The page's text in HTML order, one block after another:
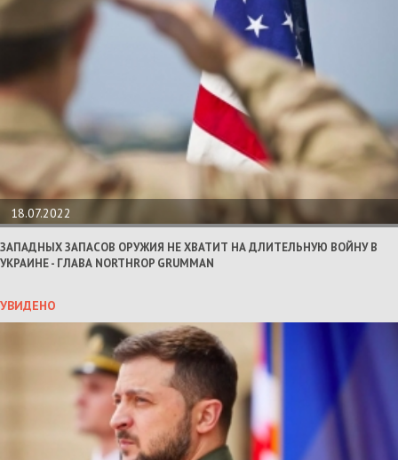
18.07.2022
ЗАПАДНЫХ ЗАПАСОВ ОРУЖИЯ НЕ ХВАТИТ НА ДЛИТЕЛЬНУЮ ВОЙНУ В
УКРАИНЕ - ГЛАВА NORTHROP GRUMMAN
УВИДЕНО